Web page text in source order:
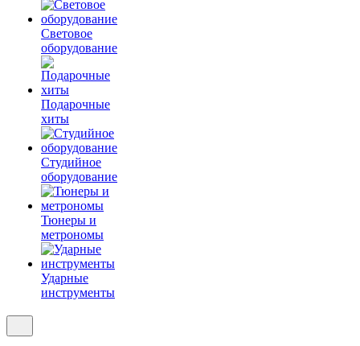
Световое
оборудование
Подарочные
хиты
Студийное
оборудование
Тюнеры и
метрономы
Ударные
инструменты